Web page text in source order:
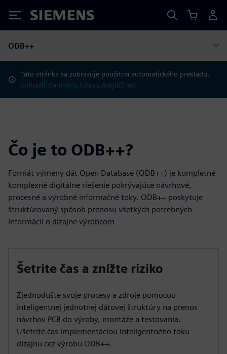
Siemens
ODB++
Táto stránka sa zobrazuje použitím automatického prekladu.
Zobraziť namiesto toho v Angličtine?
Čo je to ODB++?
Formát výmeny dát Open Database (ODB++) je kompletné
komplexné digitálne riešenie pokrývajúce návrhové,
procesné a výrobné informačné toky. ODB++ poskytuje
štruktúrovaný spôsob prenosu všetkých potrebných
informácií o dizajne výrobcom
Šetrite čas a znížte riziko
Zjednodušte svoje procesy a zdroje pomocou
inteligentnej jednotnej dátovej štruktúry na prenos
návrhov PCB do výroby, montáže a testovania.
Ušetrite čas implementáciou inteligentného toku
dizajnu cez výrobu ODB++.